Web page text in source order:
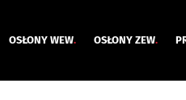
OSŁONY WEW. OSŁONY ZEW.